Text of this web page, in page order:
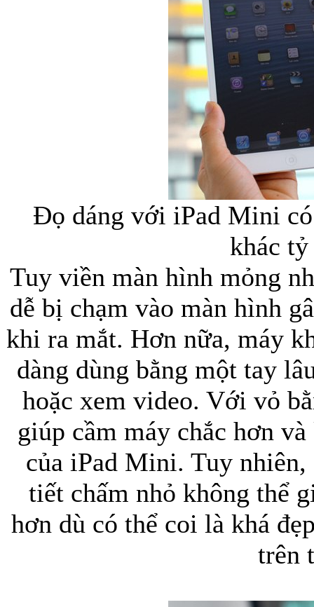
Đọ dáng với iPad Mini
khác
Tuy viền màn hình mỏng
dễ bị chạm vào màn hình
khi ra mắt. Hơn nữa, máy
dàng dùng bằng một tay
hoặc xem video. Với vỏ
giúp cầm máy chắc hơn
của iPad Mini. Tuy nhiên,
tiết chấm nhỏ không thể
hơn dù có thể coi là khá
trên